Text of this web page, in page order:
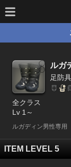
ルガ
足防具
全クラス
Lv 1～
ルガディン男性専用
ITEM LEVEL 5